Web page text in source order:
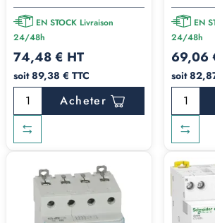
EN STOCK Livraison
24/48h
74,48 € HT
soit 89,38 € TTC
Acheter
EN
24/48h
69,06
soit